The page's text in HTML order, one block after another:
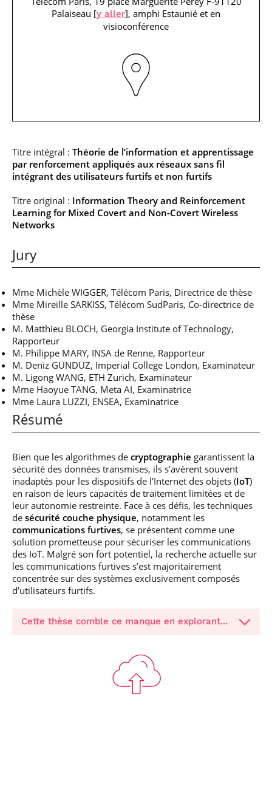
S’engager à Télécom
Paris
Parcours Numérique
Corps des Mines
Parcours Talents : un
Artificielle en
alternance
(admissions closes)
Artificielle – Expert
Intelligence
Artificielle
multimodale et
Je suis élève en
situation de
handicap, comment
Entreprises &
Brochures &
contacts
Événements des
formations de
Mastère Spécialisé
professionnel
Palaiseau [y aller], amphi Estaunié et en
visioconférence
Titre intégral : Théorie de l’information et apprentissage
par renforcement appliqués aux réseaux sans fil
intégrant des utilisateurs furtifs et non furtifs
Titre original : Information Theory and Reinforcement
Learning for Mixed Covert and Non-Covert Wireless
Networks
Jury
Mme Michèle WIGGER, Télécom Paris, Directrice de thèse
Mme Mireille SARKISS, Télécom SudParis, Co-directrice de
thèse
M. Matthieu BLOCH, Georgia Institute of Technology,
Rapporteur
M. Philippe MARY, INSA de Renne, Rapporteur
M. Deniz GÜNDÜZ, Imperial College London, Examinateur
M. Ligong WANG, ETH Zurich, Examinateur
Mme Haoyue TANG, Meta AI, Examinatrice
Mme Laura LUZZI, ENSEA, Examinatrice
Résumé
Bien que les algorithmes de cryptographie garantissent la
sécurité des données transmises, ils s’avèrent souvent
inadaptés pour les dispositifs de l’Internet des objets (IoT)
en raison de leurs capacités de traitement limitées et de
leur autonomie restreinte. Face à ces défis, les techniques
de sécurité couche physique, notamment les
communications furtives, se présentent comme une
solution prometteuse pour sécuriser les communications
des IoT. Malgré son fort potentiel, la recherche actuelle sur
les communications furtives s’est majoritairement
concentrée sur des systèmes exclusivement composés
d’utilisateurs furtifs.
Cette thèse comble ce manque en explorant...